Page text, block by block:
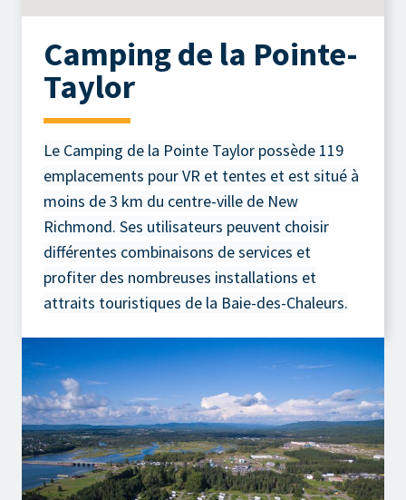
Camping de la Pointe-
Taylor
Le Camping de la Pointe Taylor possède 119
emplacements pour VR et tentes et est situé à
moins de 3 km du centre-ville de New
Richmond. Ses utilisateurs peuvent choisir
différentes combinaisons de services et
profiter des nombreuses installations et
attraits touristiques de la Baie-des-Chaleurs.